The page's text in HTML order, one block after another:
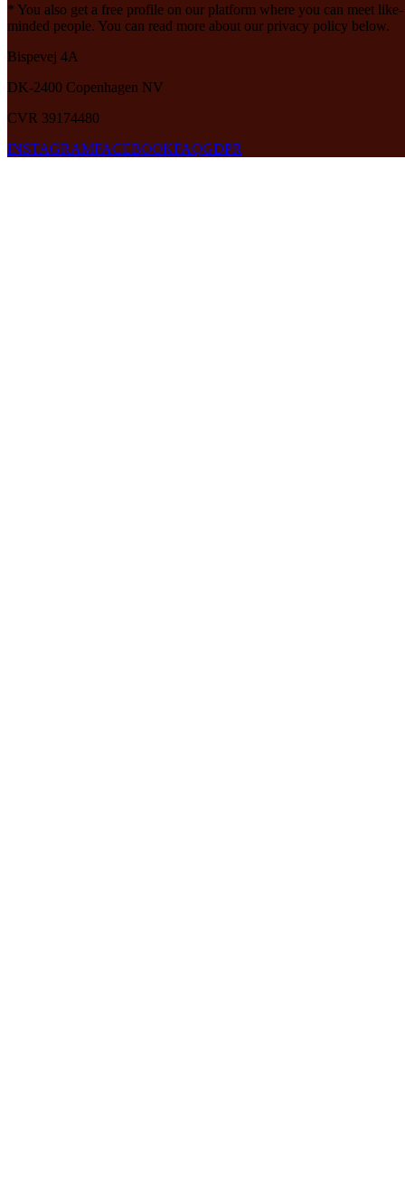
* You also get a free profile on our platform where you can meet like-
minded people. You can read more about our privacy policy below.
Bispevej 4A
DK-2400 Copenhagen NV
CVR 39174480
INSTAGRAMFACEBOOKFAQGDPR